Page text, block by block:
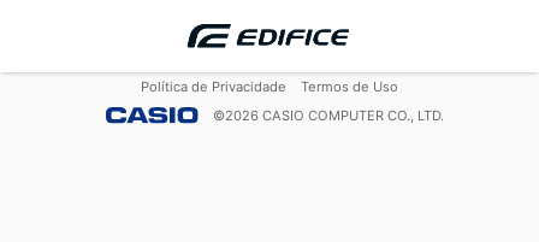
Política de Privacidade
Termos de Uso
©2026 CASIO COMPUTER CO., LTD.